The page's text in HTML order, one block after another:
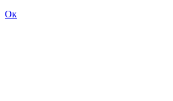
Ок